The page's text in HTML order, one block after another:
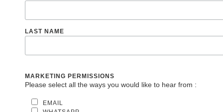
LAST NAME
MARKETING PERMISSIONS
Please select all the ways you would like to hear from :
EMAIL